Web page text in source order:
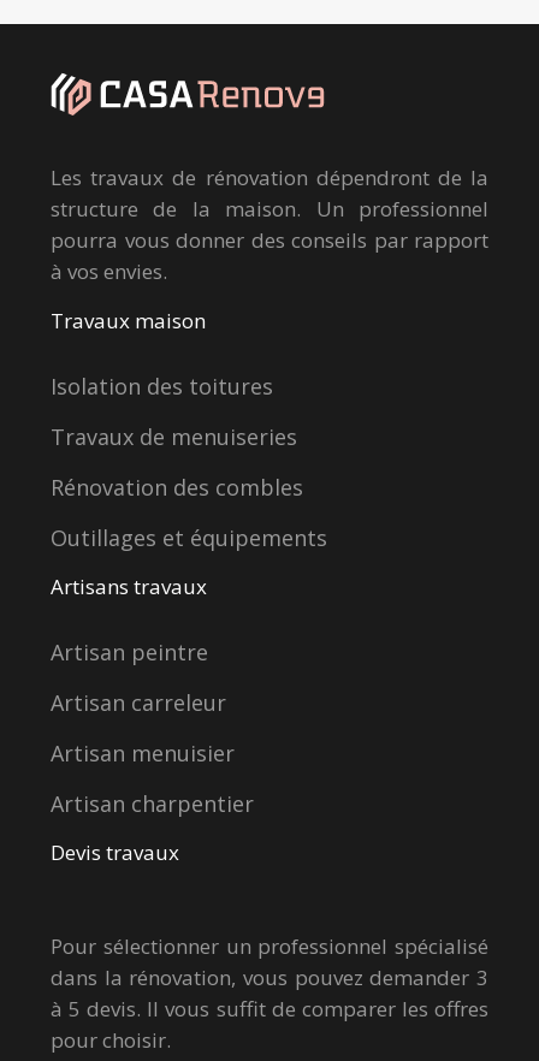
Les travaux de rénovation dépendront de la
structure de la maison. Un professionnel
pourra vous donner des conseils par rapport
à vos envies.
Travaux maison
Isolation des toitures
Travaux de menuiseries
Rénovation des combles
Outillages et équipements
Artisans travaux
Artisan peintre
Artisan carreleur
Artisan menuisier
Artisan charpentier
Devis travaux
Pour sélectionner un professionnel spécialisé
dans la rénovation, vous pouvez demander 3
à 5 devis. Il vous suffit de comparer les offres
pour choisir.